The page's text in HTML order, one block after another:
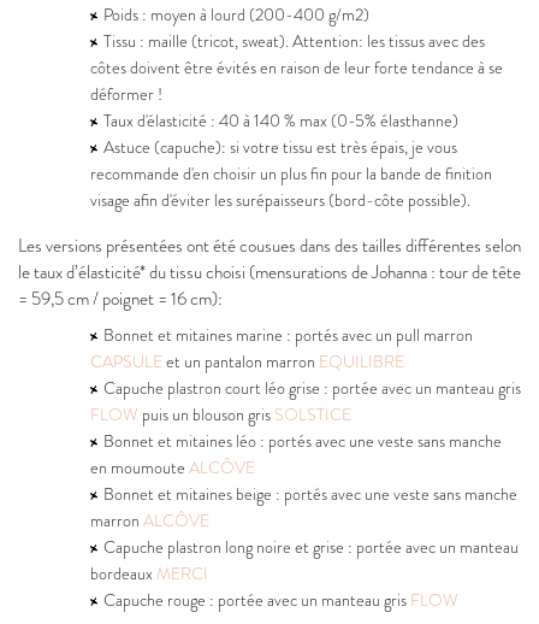
Poids : moyen à lourd (200-400 g/m2)
Tissu : maille (tricot, sweat). Attention: les tissus avec des
côtes doivent être évités en raison de leur forte tendance à se
déformer !
Taux d'élasticité : 40 à 140 % max (0-5% élasthanne)
Astuce (capuche): si votre tissu est très épais, je vous
recommande d'en choisir un plus fin pour la bande de finition
visage afin d'éviter les surépaisseurs (bord-côte possible).
Les versions présentées ont été cousues dans des tailles différentes selon
le taux d’élasticité* du tissu choisi (mensurations de Johanna : tour de tête
= 59,5 cm / poignet = 16 cm):
Bonnet et mitaines marine : portés avec un pull marron
CAPSULEet un pantalon marron EQUILIBRE
Capuche plastron court léo grise : portée avec un manteau gris
FLOW puis un blouson gris SOLSTICE
Bonnet et mitaines léo : portés avec une veste sans manche
en moumoute ALCÔVE
Bonnet et mitaines beige : portés avec une veste sans manche
marron ALCÔVE
Capuche plastron long noire et grise : portée avec un manteau
bordeauxMERCI
Capuche rouge : portée avec un manteau gris FLOW